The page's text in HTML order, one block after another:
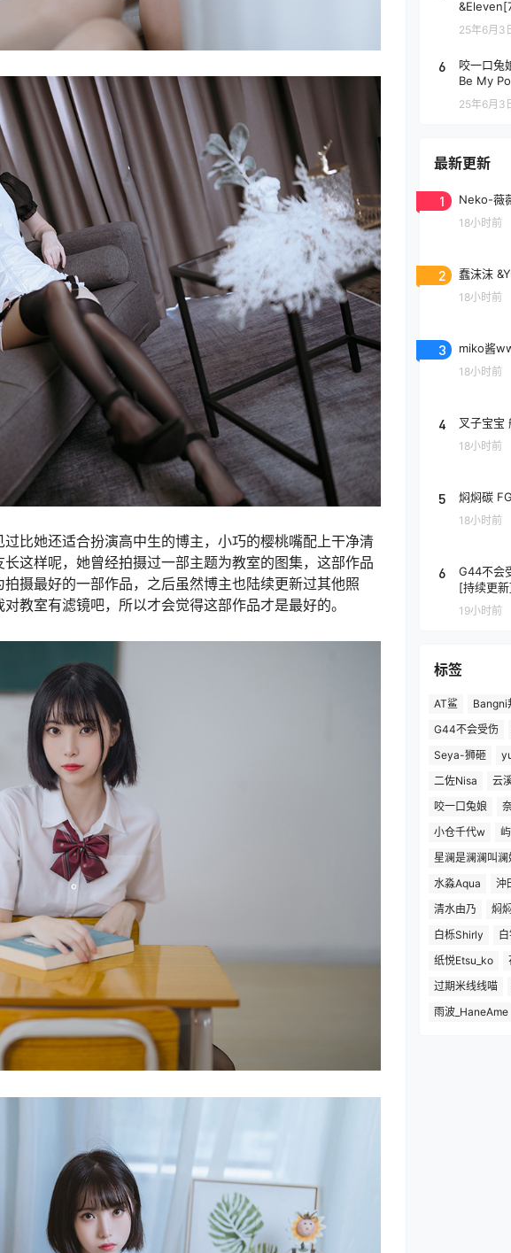
比她还适合扮演高中生的博主，小巧的樱桃嘴配上干净清
这样呢，她曾经拍摄过一部主题为教室的图集，这部作品
摄最好的一部作品，之后虽然博主也陆续更新过其他照
教室有滤镜吧，所以才会觉得这部作品才是最好的。
25年6月3
6
咬一口兔
Be My
25年6月3
最新更新
1
18小时前
2 蠢
18小时前
3
18小时前
4
18小时前
5 焖
18小时前
6
G44不会
[持续更
19小时前
标签
AT鲨 Bangni
G44不会受伤
Seya-狮砸
二佐Nisa
云
咬一口兔娘
小仓千代w
星澜是澜澜叫澜
水淼Aqua
沖
清水由乃
焖
白栎Shirly
纸悦Etsu_ko
过期米线线喵
雨波_HaneAme